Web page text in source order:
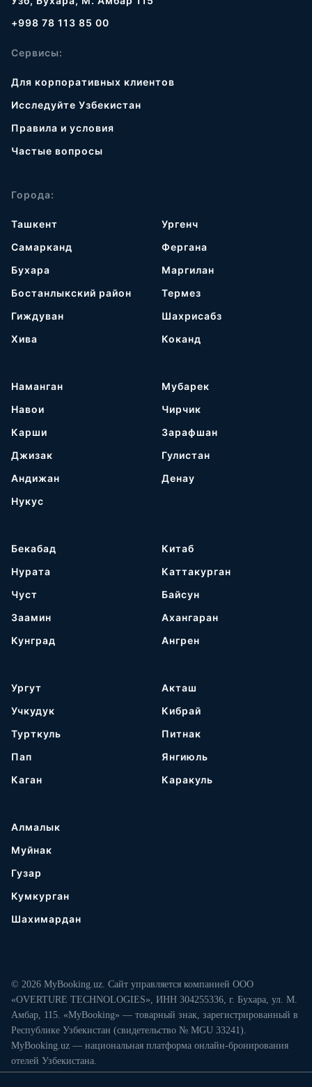
+998 78 113 85 00
Сервисы:
Для корпоративных клиентов
Исследуйте Узбекистан
Правила и условия
Частые вопросы
Города:
Ташкент
Самарканд
Бухара
Бостанлыкский район
Гиждуван
Хива
Ургенч
Фергана
Маргилан
Термез
Шахрисабз
Коканд
Наманган
Навои
Карши
Джизак
Андижан
Нукус
Мубарек
Чирчик
Зарафшан
Гулистан
Денау
Бекабад
Нурата
Чуст
Заамин
Кунград
Китаб
Каттакурган
Байсун
Ахангаран
Ангрен
Ургут
Учкудук
Турткуль
Пап
Каган
Акташ
Кибрай
Питнак
Янгиюль
Каракуль
Алмалык
Муйнак
Гузар
Кумкурган
Шахимардан
© 2026 MyBooking.uz. Сайт управляется компанией ООО
«OVERTURE TECHNOLOGIES», ИНН 304255336, г. Бухара, ул. М.
Амбар, 115. «MyBooking» — товарный знак, зарегистрированный в
Республике Узбекистан (свидетельство № MGU 33241).
MyBooking.uz — национальная платформа онлайн-бронирования
отелей Узбекистана.